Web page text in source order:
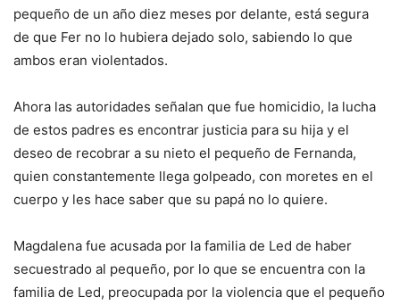
pequeño de un año diez meses por delante, está segura
de que Fer no lo hubiera dejado solo, sabiendo lo que
ambos eran violentados.
Ahora las autoridades señalan que fue homicidio, la lucha
de estos padres es encontrar justicia para su hija y el
deseo de recobrar a su nieto el pequeño de Fernanda,
quien constantemente llega golpeado, con moretes en el
cuerpo y les hace saber que su papá no lo quiere.
Magdalena fue acusada por la familia de Led de haber
secuestrado al pequeño, por lo que se encuentra con la
familia de Led, preocupada por la violencia que el pequeño